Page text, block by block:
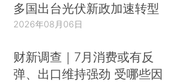
多国出台光伏新政加速转型
2026年08月06日
财新调查｜7月消费或有反
弹、出口维持强劲 受哪些因